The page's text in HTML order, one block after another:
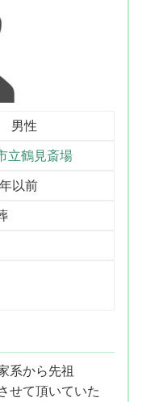
男性
立鶴見斎場
以前
系から先祖
せて頂いていた